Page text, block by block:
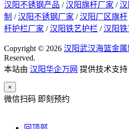
汉阳不锈钢产品 /汉阳旗杆厂家 /汉
制 /汉阳不锈钢厂家 /汉阳厂区旗杆
杆护栏厂家 /汉阳铁艺护栏 /汉阳
Copyright © 2026 汉阳武汉海篮金
Reserved.
本站由 汉阳华企万网 提供技术支持
×
微信扫码 即刻预约